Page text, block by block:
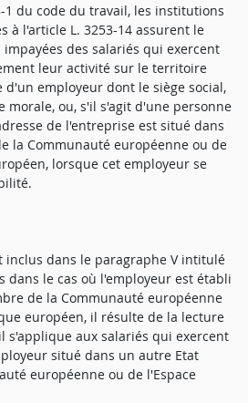
1 du code du travail, les institutions
à l'article L. 3253-14 assurent le
des salariés qui exercent
leur activité sur le territoire
employeur dont le siège social,
morale, ou, s'il s'agit d'une personne
de l'entreprise est situé dans
la Communauté européenne ou de
lorsque cet employeur se
inclus dans le paragraphe V intitulé
dans le cas où l'employeur est établi
de la Communauté européenne
européen, il résulte de la lecture
s'applique aux salariés qui exercent
situé dans un autre Etat
européenne ou de l'Espace